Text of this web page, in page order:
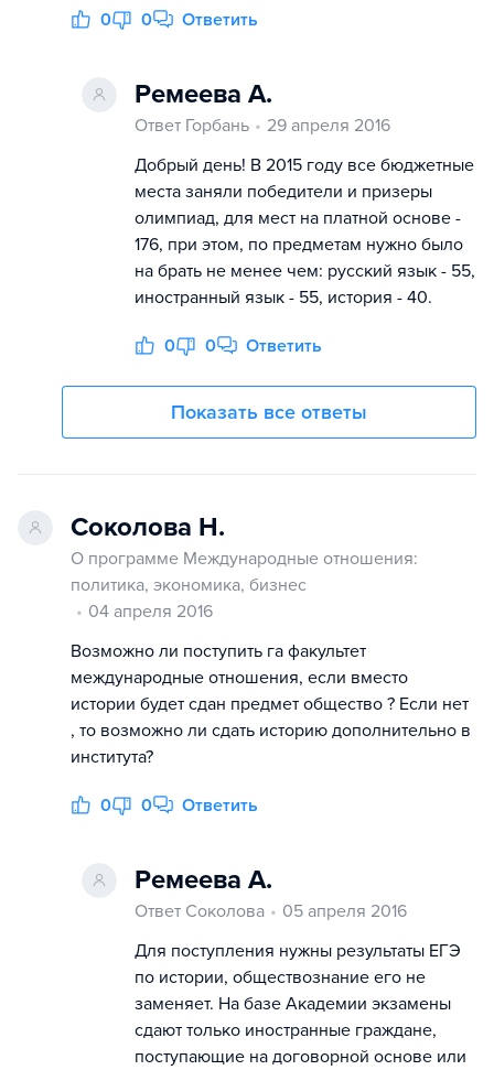
0 0 Ответить
Ремеева А.
Ответ Горбань
29 апреля 2016
Добрый день! В 2015 году все бюджетные
места заняли победители и призеры
олимпиад, для мест на платной основе -
176, при этом, по предметам нужно было
на брать не менее чем: русский язык - 55,
иностранный язык - 55, история - 40.
0 0 Ответить
Показать все ответы
Соколова Н.
О программе Международные отношения:
политика, экономика, бизнес
04 апреля 2016
Возможно ли поступить га факультет
международные отношения, если вместо
истории будет сдан предмет общество ? Если нет
, то возможно ли сдать историю дополнительно в
института?
0 0 Ответить
Ремеева А.
Ответ Соколова
05 апреля 2016
Для поступления нужны результаты ЕГЭ
по истории, обществознание его не
заменяет. ​На базе Академии экзамены
сдают только иностранные граждане,
поступающие на договорной основе или